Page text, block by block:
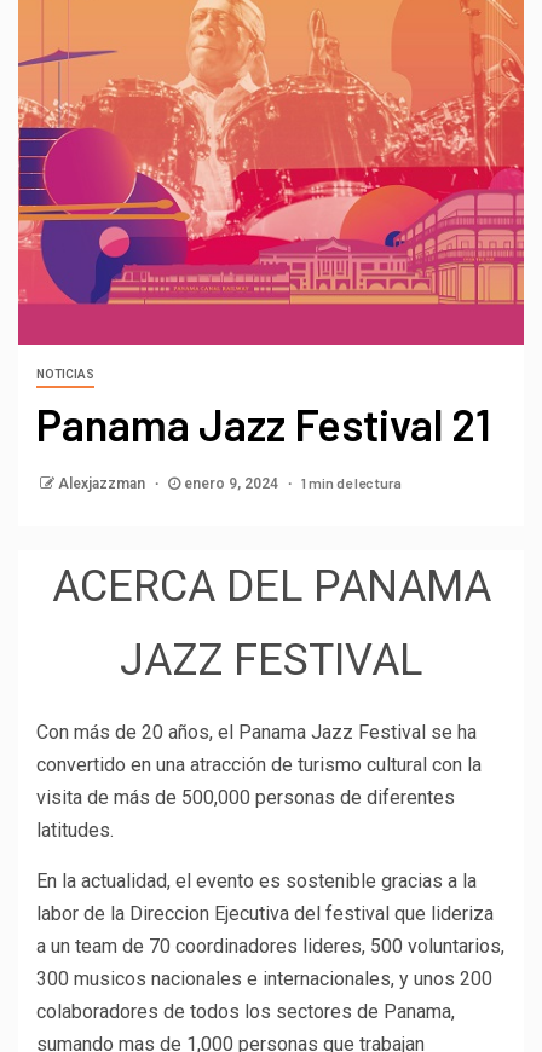
NOTICIAS
Panama Jazz Festival 21
Alexjazzman enero 9, 2024 1 min de lectura
ACERCA DEL PANAMA
JAZZ FESTIVAL
Con más de 20 años, el Panama Jazz Festival se ha
convertido en una atracción de turismo cultural con la
visita de más de 500,000 personas de diferentes
latitudes.
En la actualidad, el evento es sostenible gracias a la
labor de la Direccion Ejecutiva del festival que lideriza
a un team de 70 coordinadores lideres, 500 voluntarios,
300 musicos nacionales e internacionales, y unos 200
colaboradores de todos los sectores de Panama,
sumando mas de 1,000 personas que trabajan